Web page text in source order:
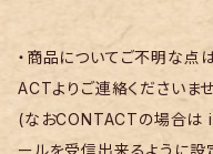
・商品についてご不明な点
ACTよりご連絡くださいませ
(なおCONTACTの場合は
ールを受信出来るように設